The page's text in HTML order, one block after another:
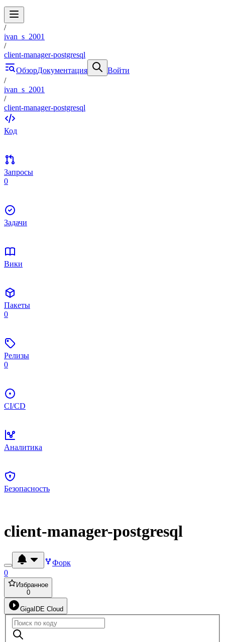
/
ivan_s_2001
/
client-manager-postgresql
ОбзорДокументация
Войти
/
ivan_s_2001
/
client-manager-postgresql
Код
Запросы
0
Задачи
Вики
Пакеты
0
Релизы
0
CI/CD
Аналитика
Безопасность
client-manager-postgresql
Форк
0
Избранное
0
GigaIDE Cloud